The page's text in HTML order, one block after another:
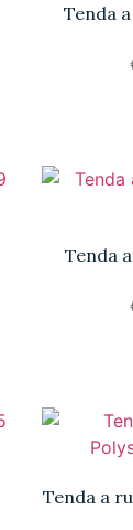
Tenda
Tenda
Tenda a